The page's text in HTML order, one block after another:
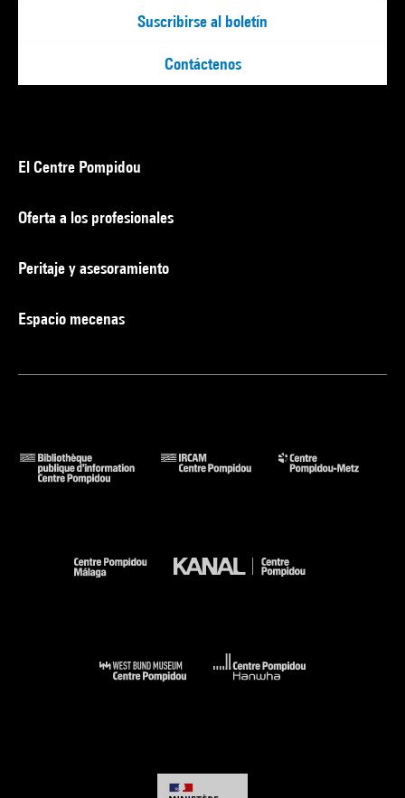
Suscribirse al boletín
Contáctenos
El Centre Pompidou
Oferta a los profesionales
Peritaje y asesoramiento
Espacio mecenas